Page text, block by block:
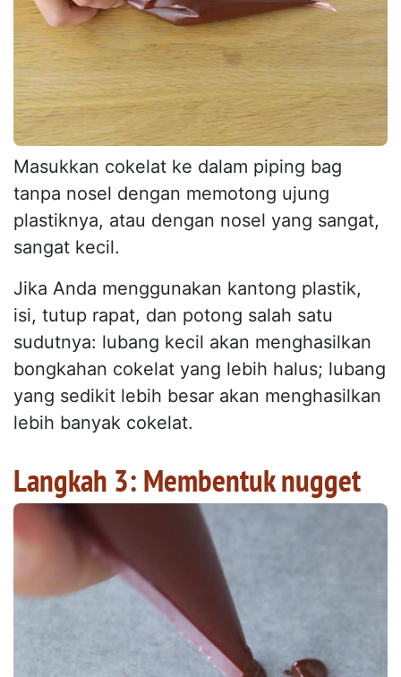
Masukkan cokelat ke dalam piping bag
tanpa nosel dengan memotong ujung
plastiknya, atau dengan nosel yang sangat,
sangat kecil.
Jika Anda menggunakan kantong plastik,
isi, tutup rapat, dan potong salah satu
sudutnya: lubang kecil akan menghasilkan
bongkahan cokelat yang lebih halus; lubang
yang sedikit lebih besar akan menghasilkan
lebih banyak cokelat.
Langkah 3: Membentuk nugget